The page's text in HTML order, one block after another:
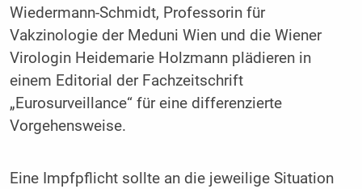
Wiedermann-Schmidt, Professorin für
Vakzinologie der Meduni Wien und die Wiener
Virologin Heidemarie Holzmann plädieren in
einem Editorial der Fachzeitschrift
„Eurosurveillance“ für eine differenzierte
Vorgehensweise.
Eine Impfpflicht sollte an die jeweilige Situation